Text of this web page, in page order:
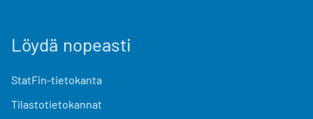
Löydä nopeasti
StatFin-tietokanta
Tilastotietokannat